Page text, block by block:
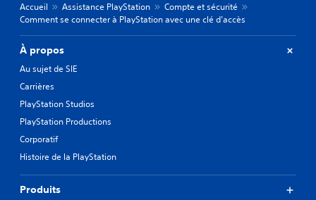
Accueil Assistance PlayStation
Compte et sécurité
Comment se connecter à PlayStation avec une clé d’accès
À propos
Au sujet de SIE
Carrières
PlayStation Studios
PlayStation Productions
Corporatif
Histoire de la PlayStation
Produits